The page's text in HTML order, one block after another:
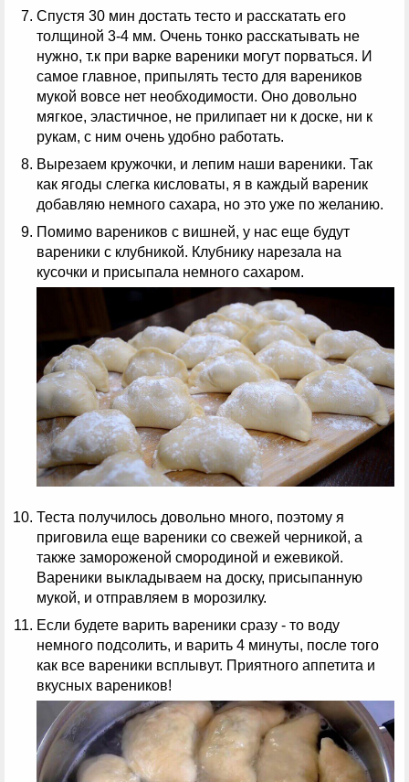
Спустя 30 мин достать тесто и расскатать его
толщиной 3-4 мм. Очень тонко расскатывать не
нужно, т.к при варке вареники могут порваться. И
самое главное, припылять тесто для вареников
мукой вовсе нет необходимости. Оно довольно
мягкое, эластичное, не прилипает ни к доске, ни к
рукам, с ним очень удобно работать.
Вырезаем кружочки, и лепим наши вареники. Так
как ягоды слегка кисловаты, я в каждый вареник
добавляю немного сахара, но это уже по желанию.
Помимо вареников с вишней, у нас еще будут
вареники с клубникой. Клубнику нарезала на
кусочки и присыпала немного сахаром.
Теста получилось довольно много, поэтому я
приговила еще вареники со свежей черникой, а
также замороженой смородиной и ежевикой.
Вареники выкладываем на доску, присыпанную
мукой, и отправляем в морозилку.
Если будете варить вареники сразу - то воду
немного подсолить, и варить 4 минуты, после того
как все вареники всплывут. Приятного аппетита и
вкусных вареников!